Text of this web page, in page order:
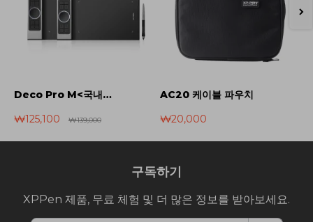
Deco Pro M<국내배송>
₩125,100
₩139,000
AC20 케이블 파우치
₩20,000
구독하기
XPPen 제품, 무료 체험 및 더 많은 정보를 받아보세요.